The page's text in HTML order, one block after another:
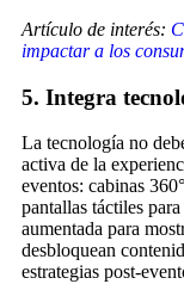
Artículo de interés:
impactar a los
5. Integra
La tecnología no
activa de la
eventos: cabinas
pantallas táctiles
aumentada para
desbloquean
estrategias post-